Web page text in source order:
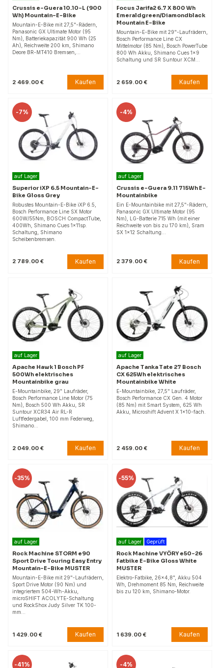
Crussis e-Guera 10.10-L (900
Wh) Mountain-E-Bike
Mountain-E-Bike mit 27,5"-Rädern,
Panasonic GX Ultimate Motor (95
Nm), Batteriekapazität 900 Wh (25
Ah), Reichweite 200 km, Shimano
Deore BR-MT410 Bremsen,…
2 469.00 € Kaufen
Focus Jarifa2 6.7 X 800 Wh
Emeraldgreen/Diamondblack
Mountain E-Bike
Mountain-E-Bike mit 29"-Laufrädern,
Bosch Performance Line CX
Mittelmotor (85 Nm), Bosch PowerTube
800 Wh Akku, Shimano Cues 1x9
Schaltung und SR Suntour XCM…
2 659.00 € Kaufen
-7%
auf Lager
Superior iXP 6.5 Mountain-E-
Bike Gloss Grey
Robustes Mountain-E-Bike iXP 6.5,
Bosch Performance Line SX Motor
600W/55Nm, BOSCH CompactTube,
400Wh, Shimano Cues 1x11sp.
Schaltung, Shimano
Scheibenbremsen.
2 789.00 € Kaufen
-4%
auf Lager
Crussis e-Guera 9.11 715Wh E-
Mountainbike
Ein E-Mountainbike mit 27,5"-Rädern,
Panasonic GX Ultimate Motor (95
Nm), LG-Batterie 715 Wh (mit einer
Reichweite von bis zu 170 km), Sram
SX 1x12 Schaltung…
2 379.00 € Kaufen
auf Lager
Apache Hawk 1 Bosch PF
500Wh elektrisches
Mountainbike grau
E-Mountainbike, 29" Laufräder,
Bosch Performance Line Motor (75
Nm), Bosch 500 Wh Akku, SR
Suntour XCR34 Air RL-R
Luftfedergabel, 100 mm Federweg,
Shimano…
2 049.00 € Kaufen
auf Lager
Apache Tanka Tate 27 Bosch
CX 625Wh elektrisches
Mountainbike White
E-Mountainbike, 27,5" Laufräder,
Bosch Performance CX Gen. 4 Motor
(85 Nm) mit Smart System, 625 Wh
Akku, Microshift Advent X 1×10-fach.
2 459.00 € Kaufen
-35%
auf Lager
Rock Machine STORM e90
Sport Drive Touring Easy Entry
Mountain-E-Bike MUSTER
Mountain-E-Bike mit 29"-Laufrädern,
Sport Drive Motor (90 Nm) und
integriertem 504-Wh-Akku,
microSHIFT ACOLYTE-Schaltung
und RockShox Judy Silver TK 100-
mm…
1 429.00 € Kaufen
-55%
auf Lager Geprüft
Rock Machine VYÖRY e50-26
Fatbike E-Bike Gloss White
MUSTER
Elektro-Fatbike, 26x4,8", Akku 504
Wh, Drehmoment 85 Nm, Reichweite
bis zu 120 km, Shimano-Motor.
1 639.00 € Kaufen
-41% -4%